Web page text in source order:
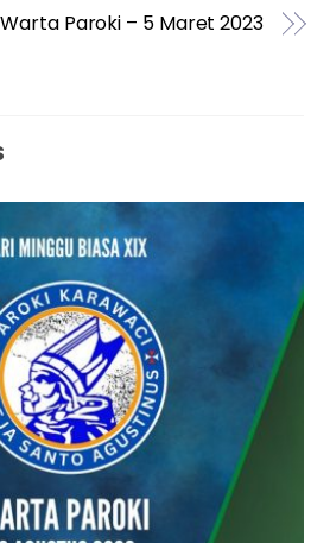
Warta Paroki – 5 Maret 2023